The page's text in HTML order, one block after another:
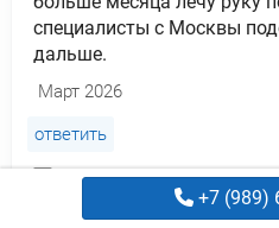
специалисты с Москвы
дальше.
Март 2026
ответить
Отзыв оставлен через сайт
+7 (989)